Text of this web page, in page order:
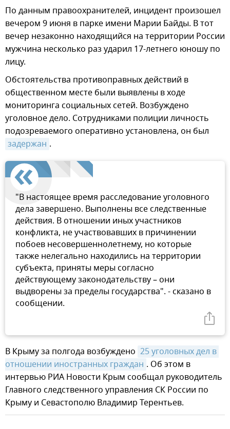
По данным правоохранителей, инцидент произошел
вечером 9 июня в парке имени Марии Байды. В тот
вечер незаконно находящийся на территории России
мужчина несколько раз ударил 17-летнего юношу по
лицу.
Обстоятельства противоправных действий в
общественном месте были выявлены в ходе
мониторинга социальных сетей. Возбуждено
уголовное дело. Сотрудниками полиции личность
подозреваемого оперативно установлена, он был
задержан .
"В настоящее время расследование уголовного
дела завершено. Выполнены все следственные
действия. В отношении иных участников
конфликта, не участвовавших в причинении
побоев несовершеннолетнему, но которые
также нелегально находились на территории
субъекта, приняты меры согласно
действующему законодательству – они
выдворены за пределы государства". - сказано в
сообщении.
В Крыму за полгода возбуждено 25 уголовных дел в
отношении иностранных граждан . Об этом в
интервью РИА Новости Крым сообщал руководитель
Главного следственного управления СК России по
Крыму и Севастополю Владимир Терентьев.